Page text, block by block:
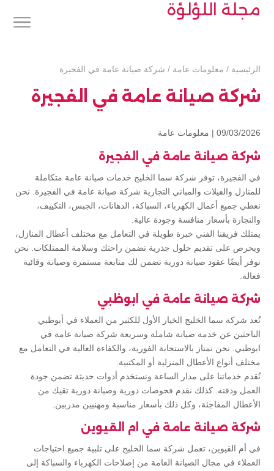
مجلة اللؤلؤة
الرئيسية / معلومات عامة / شركة صيانة عامة في الفجيرة
شركة صيانة عامة في الفجيرة
09/03/2026 | معلومات عامة
شركة صيانة عامة في الفجيرة
في الفجيرة، توفر شركة سما الخليج خدمات صيانة عامة متكاملة
للمنازل والفيلات والمباني التجارية شركة صيانة عامة في الفجيرة. نحن
نغطي جميع أعمال الكهرباء، السباكة، الدهانات، الجبس، التكييف،
والنجارة بأسعار منافسة وجودة عالية.
يمتلك فريقنا الفني خبرة طويلة في التعامل مع مختلف أعطال المنازل،
ويحرص على تقديم حلول جذرية تضمن راحتك وسلامة الممتلكات. نحن
نوفر أيضًا عقود صيانة دورية تضمن لك متابعة مستمرة وصيانة وقائية
فعالة.
شركة صيانة عامة في ابوظبي
تُعد شركة سما الخليج الخيار الأول للكثير من العملاء في أبوظبي
الباحثين عن خدمة صيانة شاملة وسريعة شركة صيانة عامة في
ابوظبي. نحن نمتاز بالاستجابة الفورية، والكفاءة العالية في التعامل مع
مختلف أنواع الأعطال المنزلية أو المكتبية.
نُقدم خدماتنا على مدار الساعة ونستخدم أدوات حديثة تضمن جودة
العمل ودقته. كذلك نقدم فحوصات دورية وصيانة دورية تقيك من
الأعطال المفاجئة، وكل ذلك بأسعار مناسبة ومهنيين مدربين.
شركة صيانة عامة في ام القيوين
في أم القيوين، تعمل شركة سما الخليج على تلبية جميع احتياجات
العملاء في مجال الصيانة العامة من إصلاحات الكهرباء والسباكة إلى